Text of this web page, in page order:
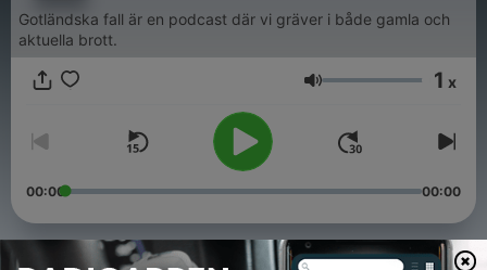
Gotländska fall är en podcast där vi gräver i både gamla och
aktuella brott.
Volym 1 x
00:00 00:00